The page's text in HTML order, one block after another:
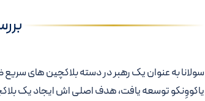
یاکووِنکو توسعه یافت، هدف اصلی اش ایجاد یک